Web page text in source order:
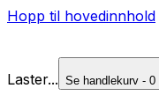
Hopp til hovedinnhold
Laster... Se handlekurv - 0